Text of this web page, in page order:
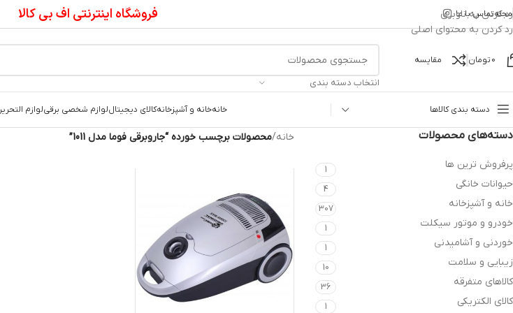
رد کردن به ناوبری
رد کردن به محتوای اصلی
مجلهتماس با ما فروشگاه اینترنتی اف بی کالا
0تومان مقایسه
انتخاب دسته بندی
دسته بندی کالاها خانهخانه و آشپزخانهکالای دیجیتاللوازم شخصی برقیلوازم التحریر
دسته‌های محصولات
پرفروش ترین ها 1
حیوانات خانگی 4
خانه و آشپزخانه 307
خودرو و موتور سیکلت 1
خوردنی و آشامیدنی 1
زیبایی و سلامت 10
کالاهای متفرقه 36
کالای الکتریکی 1
خانه/محصولات برچسب خورده “جاروبرقی فوما مدل 1011”